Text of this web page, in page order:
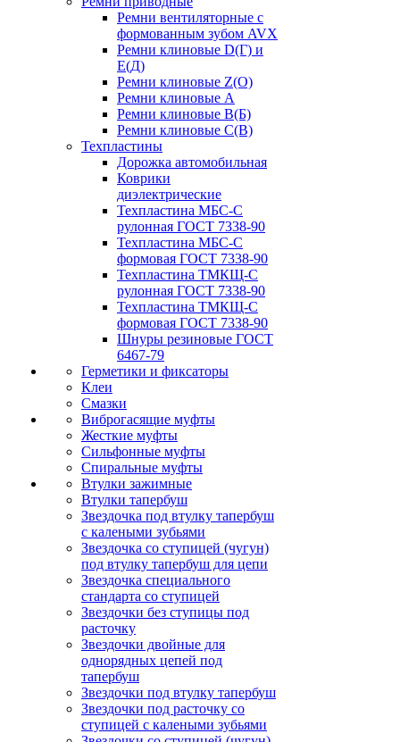
Ремни вентиляторные с
формованным зубом AVX
Ремни клиновые D(Г) и
Е(Д)
Ремни клиновые Z(О)
Ремни клиновые А
Ремни клиновые В(Б)
Ремни клиновые С(В)
Техпластины
Дорожка автомобильная
Коврики
диэлектрические
Техпластина МБС-С
рулонная ГОСТ 7338-90
Техпластина МБС-С
формовая ГОСТ 7338-90
Техпластина ТМКЩ-С
рулонная ГОСТ 7338-90
Техпластина ТМКЩ-С
формовая ГОСТ 7338-90
Шнуры резиновые ГОСТ
6467-79
Герметики и фиксаторы
Клеи
Смазки
Виброгасящие муфты
Жесткие муфты
Сильфонные муфты
Спиральные муфты
Втулки зажимные
Втулки тапербуш
Звездочка под втулку тапербуш
c калеными зубьями
Звездочка со ступицей (чугун)
под втулку тапербуш для цепи
Звездочка специального
стандарта со ступицей
Звездочки без ступицы под
расточку
Звездочки двойные для
однорядных цепей под
тапербуш
Звездочки под втулку тапербуш
Звездочки под расточку со
ступицей с калеными зубьями